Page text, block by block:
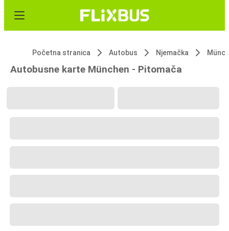
Početna stranica Autobus Njemačka
Autobusne karte München - Pitomača